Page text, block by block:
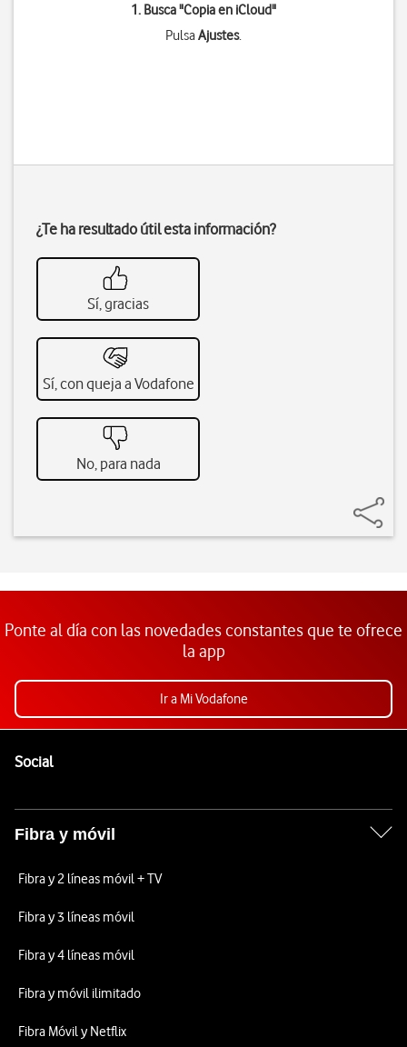
1. Busca "Copia en iCloud"
PulsaAjustes.
¿Te ha resultado útil esta información?
Sí, gracias
Sí, con queja a Vodafone
No, para nada
Ponte al día con las novedades constantes que te ofrece
la app
Ir a Mi Vodafone
SocialEnlaces a las redes sociales de Vodafone
Fibra y móvil
Fibra y 2 líneas móvil + TV
Fibra y 3 líneas móvil
Fibra y 4 líneas móvil
Fibra y móvil ilimitado
Fibra Móvil y Netflix